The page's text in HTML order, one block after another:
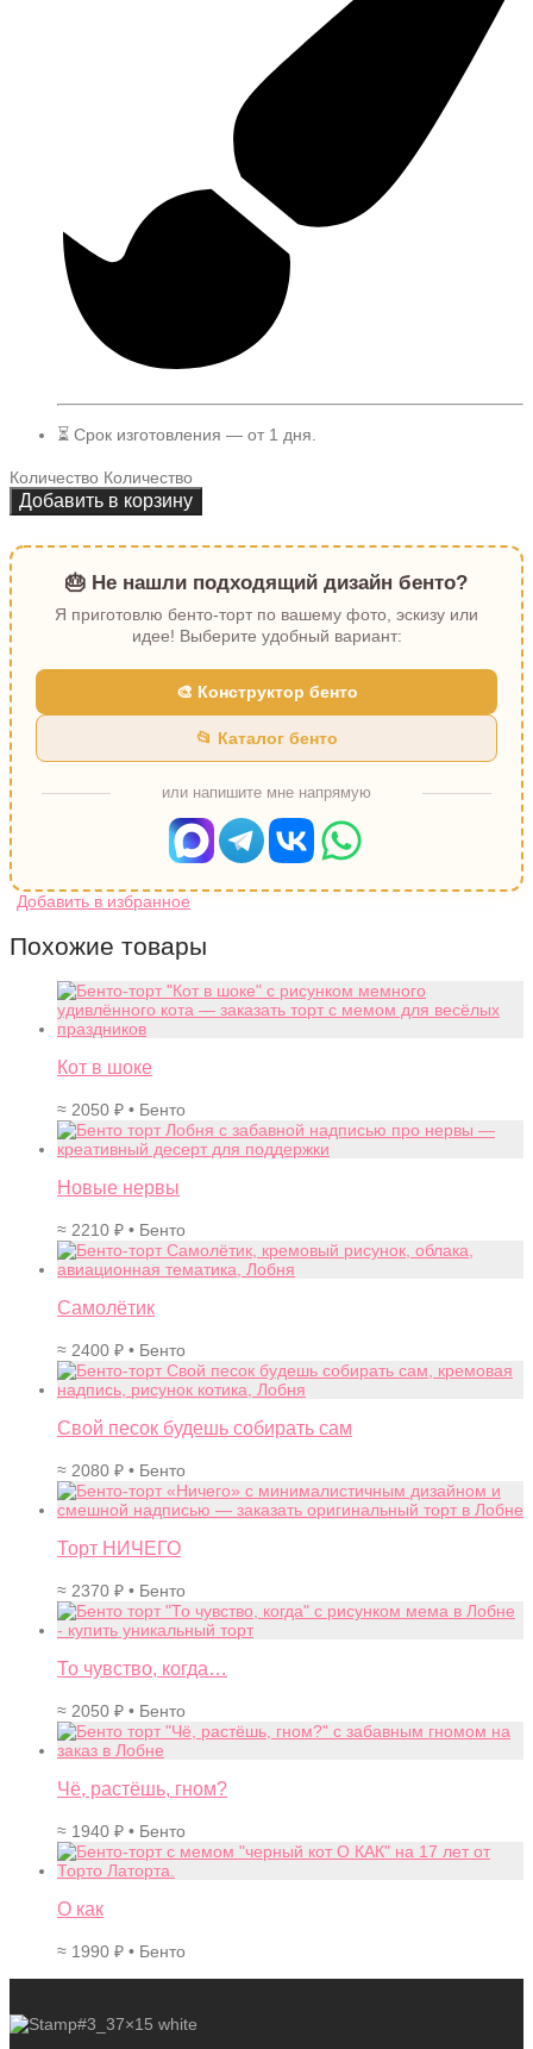
⏳ Срок изготовления — от 1 дня.
Количество Количество
Добавить в корзину
🎂 Не нашли подходящий дизайн бенто?
Я приготовлю бенто-торт по вашему фото, эскизу или
идее! Выберите удобный вариант:
🎨 Конструктор бенто
📂 Каталог бенто
или напишите мне напрямую
Похожие товары
Кот в шоке
≈ 2050 ₽ • Бенто
Новые нервы
≈ 2210 ₽ • Бенто
Самолётик
≈ 2400 ₽ • Бенто
Свой песок будешь собирать сам
≈ 2080 ₽ • Бенто
Торт НИЧЕГО
≈ 2370 ₽ • Бенто
То чувство, когда…
≈ 2050 ₽ • Бенто
Чё, растёшь, гном?
≈ 1940 ₽ • Бенто
О как
≈ 1990 ₽ • Бенто